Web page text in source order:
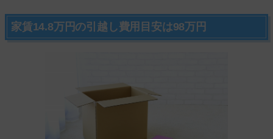
家賃14.8万円の引越し費用目安は98万円